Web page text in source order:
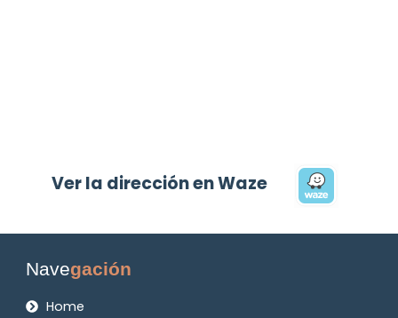
Ver la dirección en Waze
Navegación
Home